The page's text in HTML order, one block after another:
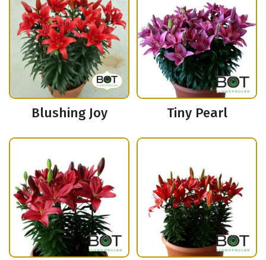
Blushing Joy Tiny Pearl